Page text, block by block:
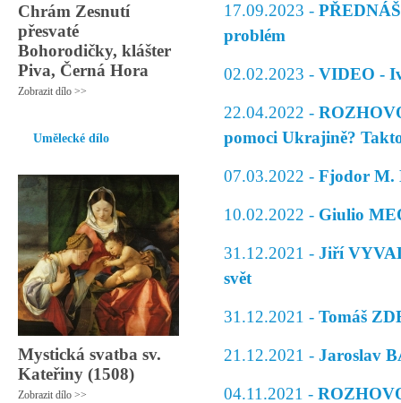
Chrám Zesnutí
přesvaté
Bohorodičky, klášter
Piva, Černá Hora
Zobrazit dílo >>
Umělecké dílo
Mystická svatba sv.
Kateřiny (1508)
Zobrazit dílo >>
17.09.2023 -
problém
02.02.2023 - VIDEO -
22.04.2022 -
pomoci Ukrajině?
07.03.2022 - Fjodor M.
10.02.2022 - Giulio
31.12.2021 - Jiří
svět
31.12.2021 - Tomáš
21.12.2021 - Jaroslav
04.11.2021 -